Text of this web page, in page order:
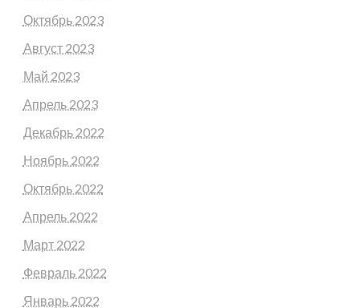
Октябрь 2023
Август 2023
Май 2023
Апрель 2023
Декабрь 2022
Ноябрь 2022
Октябрь 2022
Апрель 2022
Март 2022
Февраль 2022
Январь 2022